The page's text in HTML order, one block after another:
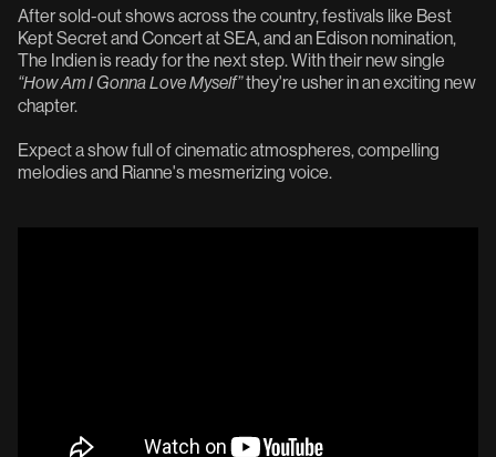
After sold-out shows across the country, festivals like Best
Kept Secret and Concert at SEA, and an Edison nomination,
The Indien is ready for the next step. With their new single
“How Am I Gonna Love Myself”they're usher in an exciting new
chapter.
Expect a show full of cinematic atmospheres, compelling
melodies and Rianne's mesmerizing voice.